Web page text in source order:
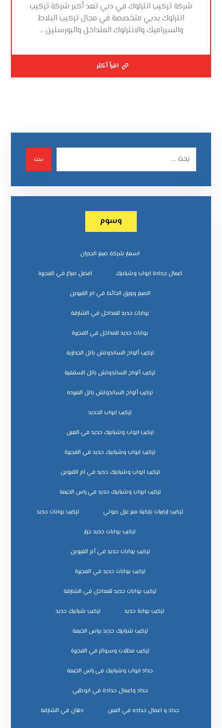
شركة تركيب انترلوك في دبي تعد أكبر شركة تركيب
انترلوك بدبي متخصصة في مجال تركيب البلاط
والسيراميك والانترلوك المتداخل والبورسلين ...
اقرأ أكثر
بحث
وسوم
اسعار شركة صبغ الجدران
اعمال حدادة ابواب وشبابيك افضل صباغ في الفجيرة
الصبغ وورق الحائط في ام القيوين
بوابات حديد للمداخل في الشارقة
بوابات حديد للمداخل في الفجيرة
تركيب ألواح الساندوتش بانل الجدارية
تركيب ألواح الساندوتش بانل السقفية
تركيب ألواح الساندوتش بانل المبردة
تركيب ابواب الحديد
تركيب ابواب وشبابيك حديد في العين
تركيب ابواب وشبابيك حديد في الفجيرة
تركيب ابواب وشبابيك حديد في ام القيوين
تركيب ابواب وشبابيك حديد في راس الخيمة
تركيب ارضيات باركية مع عزل صوتي تركيب بوابات حديد
تركيب بوابات حديد جرار
تركيب بوابات حديد في أم القيوين
تركيب بوابات حديد في الفجيرة
تركيب بوابات حديد للمداخل في الشارقة
تركيب بوابة حديد تركيب شبابيك حديد
تركيب شبابيك حديد براس الخيمة
تركيب مظلات وسواتر في الفجيرة
حداد ابواب وشبابيك فى راس الخيمة
حداد واعمال حدادة في ابوظبي
حداد و اعمال حداده في العين دهان في الشارقة